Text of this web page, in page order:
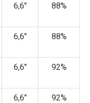
6,6″ 88%
6,6″ 88%
6,6″ 92%
6,6″ 92%